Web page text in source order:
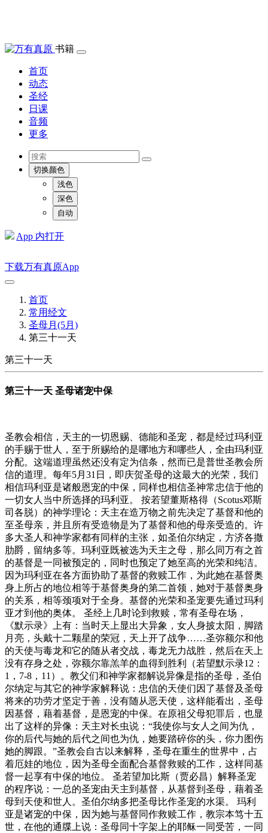
书籍
首页
动态
圣经
日课
音频
更多
切换颜色
浅色
深色
自动
App 内打开
下载万有真原App
首页
常用经文
圣母月(5月)
第三十一天
第三十一天
第三十一天 圣母诸宠中保
圣教会相信，天主的一切恩赐、德能和圣宠，都是经过玛利亚
的手赐于世人，至于所赐给的是哪地方和哪些人，全由玛利亚
分配。这端道理虽然还没有定为信条，然而已是普世圣教会所
信的道理。每年5月31日，即庆贺圣母的这最大的光荣，我们
相信玛利亚是诸般恩宠的中保，同样也相信圣神常忠信于他的
一切女人当中所选择的玛利亚。 按若望董斯格得（Scotus邓斯
司各脱）的神学理论：天主在造万物之前先决定了基督和他的
至圣母亲，并且所有受造物是为了基督和他的母亲受造的。许
多大圣人和神学家都有同样的主张，如圣伯尔纳定，方济各撒
肋爵，留纳多等。玛利亚既被选为天主之母，那么同万有之首
的基督是一同被预定的，同时也预定了她至高的光荣和纯洁。
因为玛利亚在各方面协助了基督的救赎工作，为此她在基督奥
身上所占的地位相等于基督奥身的第二首领，她对于基督奥身
的关系，相等颈项对于全身。基督的光荣和圣宠要先通过玛利
亚才到他的奥体。 圣经上几时论到救赎，常有圣母在场，
《默示录》上有：当时天上显出大异象，女人身披太阳，脚踏
月亮，头戴十二颗星的荣冠，天上开了战争……圣弥额尔和他
的天使与毒龙和它的随从者交战，毒龙无力战胜，然后在天上
没有存身之处，弥额尔靠羔羊的血得到胜利（若望默示录12：
1，7-8，11）。教父们和神学家都解说异像是指的圣母，圣伯
尔纳定与其它的神学家解释说：忠信的天使们因了基督及圣母
将来的功劳才坚定于善，没有随从恶天使，这样能看出，圣母
因基督，藉着基督，是恩宠的中保。在原祖父母犯罪后，也显
出了这样的异像：天主对长虫说：“我使你与女人之间为仇，
你的后代与她的后代之间也为仇，她要踏碎你的头，你力图伤
她的脚跟。”圣教会自古以来解释，圣母在重生的世界中，占
着厄娃的地位，因为圣母全面配合基督救赎的工作，这样同基
督一起享有中保的地位。 圣若望加比斯（贾必昌）解释圣宠
的程序说：一总的圣宠由天主到基督，从基督到圣母，藉着圣
母到天使和世人。圣伯尔纳多把圣母比作圣宠的水渠。 玛利
亚是诸宠的中保，因为她与基督同作救赎工作，教宗本笃十五
世，在他的通牒上说：圣母同十字架上的耶稣一同受苦，一同